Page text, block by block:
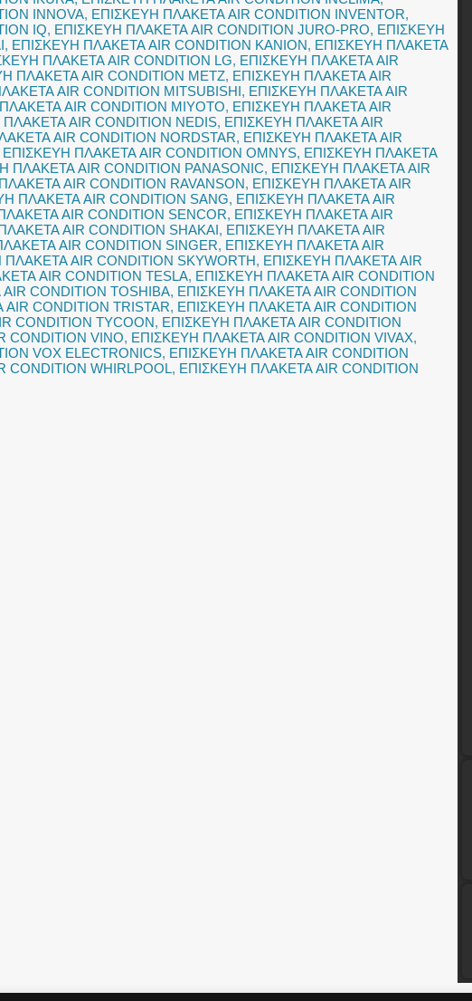
INNOVA, ΕΠΙΣΚΕΥΗ ΠΛΑΚΕΤΑ AIR CONDITION INVENTOR,
IQ, ΕΠΙΣΚΕΥΗ ΠΛΑΚΕΤΑ AIR CONDITION JURO-PRO, ΕΠΙΣΚΕΥΗ
, ΕΠΙΣΚΕΥΗ ΠΛΑΚΕΤΑ AIR CONDITION KANION, ΕΠΙΣΚΕΥΗ ΠΛΑΚΕΤΑ
ΠΛΑΚΕΤΑ AIR CONDITION LG, ΕΠΙΣΚΕΥΗ ΠΛΑΚΕΤΑ AIR
ΠΛΑΚΕΤΑ AIR CONDITION METZ, ΕΠΙΣΚΕΥΗ ΠΛΑΚΕΤΑ AIR
AIR CONDITION MITSUBISHI, ΕΠΙΣΚΕΥΗ ΠΛΑΚΕΤΑ AIR
AIR CONDITION MIYOTO, ΕΠΙΣΚΕΥΗ ΠΛΑΚΕΤΑ AIR
AIR CONDITION NEDIS, ΕΠΙΣΚΕΥΗ ΠΛΑΚΕΤΑ AIR
AIR CONDITION NORDSTAR, ΕΠΙΣΚΕΥΗ ΠΛΑΚΕΤΑ AIR
ΕΠΙΣΚΕΥΗ ΠΛΑΚΕΤΑ AIR CONDITION OMNYS, ΕΠΙΣΚΕΥΗ ΠΛΑΚΕΤΑ
ΠΛΑΚΕΤΑ AIR CONDITION PANASONIC, ΕΠΙΣΚΕΥΗ ΠΛΑΚΕΤΑ AIR
AIR CONDITION RAVANSON, ΕΠΙΣΚΕΥΗ ΠΛΑΚΕΤΑ AIR
ΠΛΑΚΕΤΑ AIR CONDITION SANG, ΕΠΙΣΚΕΥΗ ΠΛΑΚΕΤΑ AIR
AIR CONDITION SENCOR, ΕΠΙΣΚΕΥΗ ΠΛΑΚΕΤΑ AIR
AIR CONDITION SHAKAI, ΕΠΙΣΚΕΥΗ ΠΛΑΚΕΤΑ AIR
AIR CONDITION SINGER, ΕΠΙΣΚΕΥΗ ΠΛΑΚΕΤΑ AIR
AIR CONDITION SKYWORTH, ΕΠΙΣΚΕΥΗ ΠΛΑΚΕΤΑ AIR
AIR CONDITION TESLA, ΕΠΙΣΚΕΥΗ ΠΛΑΚΕΤΑ AIR CONDITION
CONDITION TOSHIBA, ΕΠΙΣΚΕΥΗ ΠΛΑΚΕΤΑ AIR CONDITION
CONDITION TRISTAR, ΕΠΙΣΚΕΥΗ ΠΛΑΚΕΤΑ AIR CONDITION
CONDITION TYCOON, ΕΠΙΣΚΕΥΗ ΠΛΑΚΕΤΑ AIR CONDITION
VINO, ΕΠΙΣΚΕΥΗ ΠΛΑΚΕΤΑ AIR CONDITION VIVAX,
VOX ELECTRONICS, ΕΠΙΣΚΕΥΗ ΠΛΑΚΕΤΑ AIR CONDITION
WHIRLPOOL, ΕΠΙΣΚΕΥΗ ΠΛΑΚΕΤΑ AIR CONDITION